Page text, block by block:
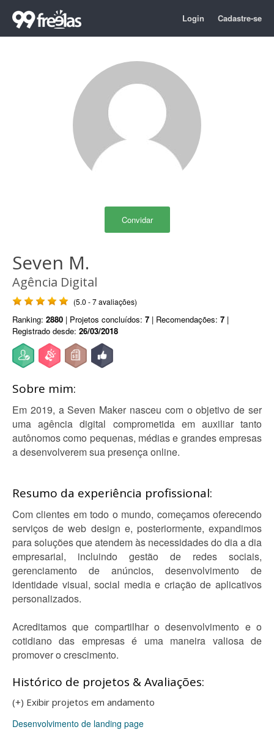
Login Cadastre-se
Convidar
Seven M.
Agência Digital
(5.0 - 7 avaliações)
Ranking: 2880 | Projetos concluídos: 7 | Recomendações: 7 |
Registrado desde: 26/03/2018
Sobre mim:
Em 2019, a Seven Maker nasceu com o objetivo de ser
uma agência digital comprometida em auxiliar tanto
autônomos como pequenas, médias e grandes empresas
a desenvolverem sua presença online.
Resumo da experiência profissional:
Com clientes em todo o mundo, começamos oferecendo
serviços de web design e, posteriormente, expandimos
para soluções que atendem às necessidades do dia a dia
empresarial, incluindo gestão de redes sociais,
gerenciamento de anúncios, desenvolvimento de
identidade visual, social media e criação de aplicativos
personalizados.
Acreditamos que compartilhar o desenvolvimento e o
cotidiano das empresas é uma maneira valiosa de
promover o crescimento.
Histórico de projetos & Avaliações:
(+) Exibir projetos em andamento
Desenvolvimento de landing page